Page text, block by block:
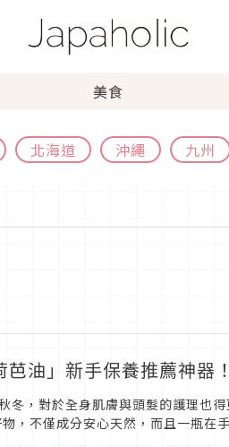
美食
北海道 沖繩 九州
芭油」新手保養推薦神器
冬，對於全身肌膚與頭髮的護理也
，不僅成分安心天然，而且一瓶在